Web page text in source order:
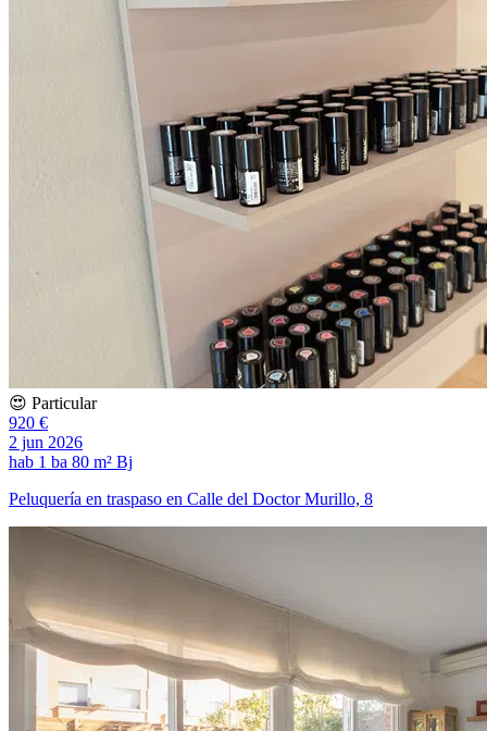
😍 Particular
920 €
2 jun 2026
hab 1 ba 80 m² Bj
Peluquería en traspaso en Calle del Doctor Murillo, 8